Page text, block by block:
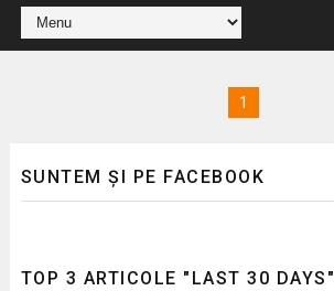
1
SUNTEM ȘI PE FACEBOOK
TOP 3 ARTICOLE "LAST 30 DAYS"